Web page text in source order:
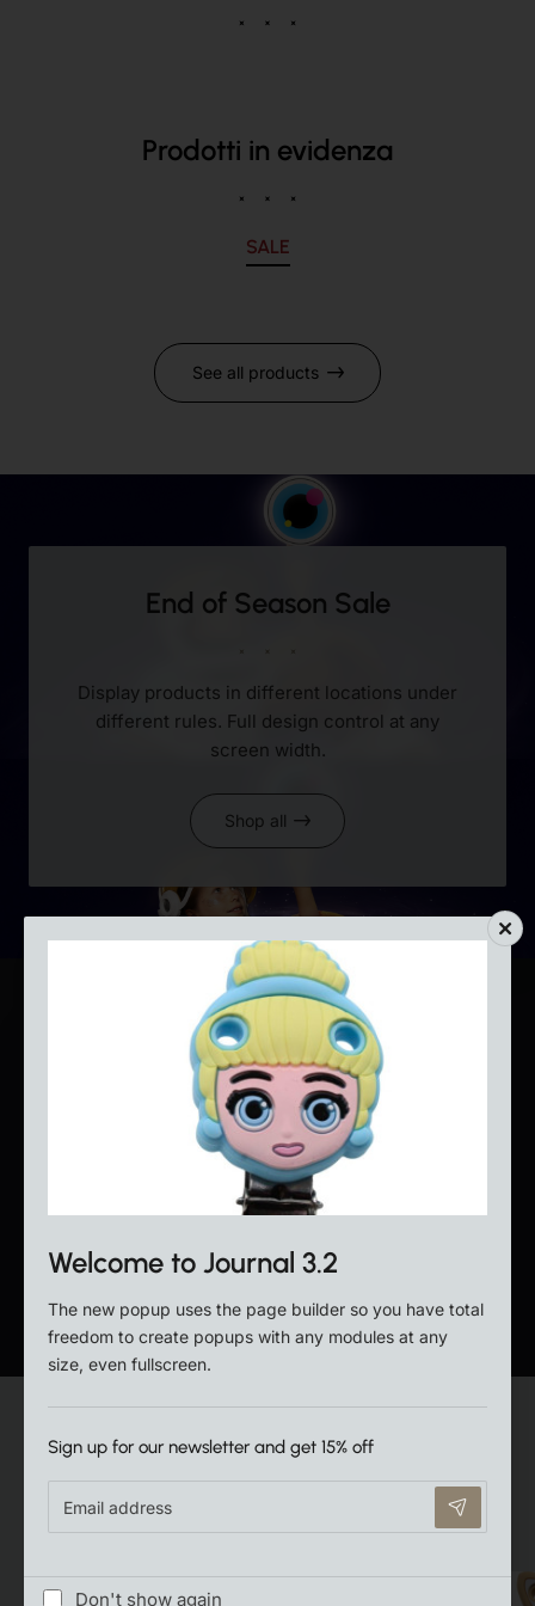
Welcome to Journal 3.2
The new popup uses the page builder so you have total
freedom to create popups with any modules at any
size, even fullscreen.
Sign up for our newsletter and get 15% off
address
Don't show again
Prodotti in evidenza
SALE
See all products
End of Season Sale
Display products in different locations under
different rules. Full design control at any
screen width.
Shop all
Restiamo in Contatto sui Social!
Seguici sui social e scopri le offerte esclusive dedicate
ai nostri follower.
Dal Blog